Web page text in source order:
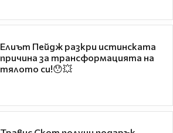
Елиът Пейдж разкри истинската
причина за трансформацията на
тялото си!😯💥